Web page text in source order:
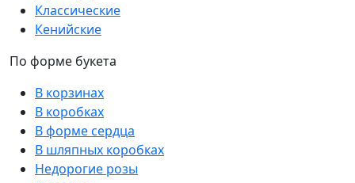
Классические
Кенийские
По форме букета
В корзинах
В коробках
В форме сердца
В шляпных коробках
Недорогие розы